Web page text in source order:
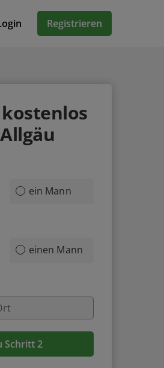
Registrieren
kostenlos
ein Mann
einen Mann
Schritt 2